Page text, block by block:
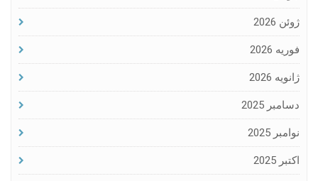
ژوئن 2026
فوریه 2026
ژانویه 2026
دسامبر 2025
نوامبر 2025
اکتبر 2025